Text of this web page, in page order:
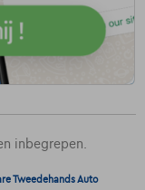
inbegrepen.
Tweedehands Auto